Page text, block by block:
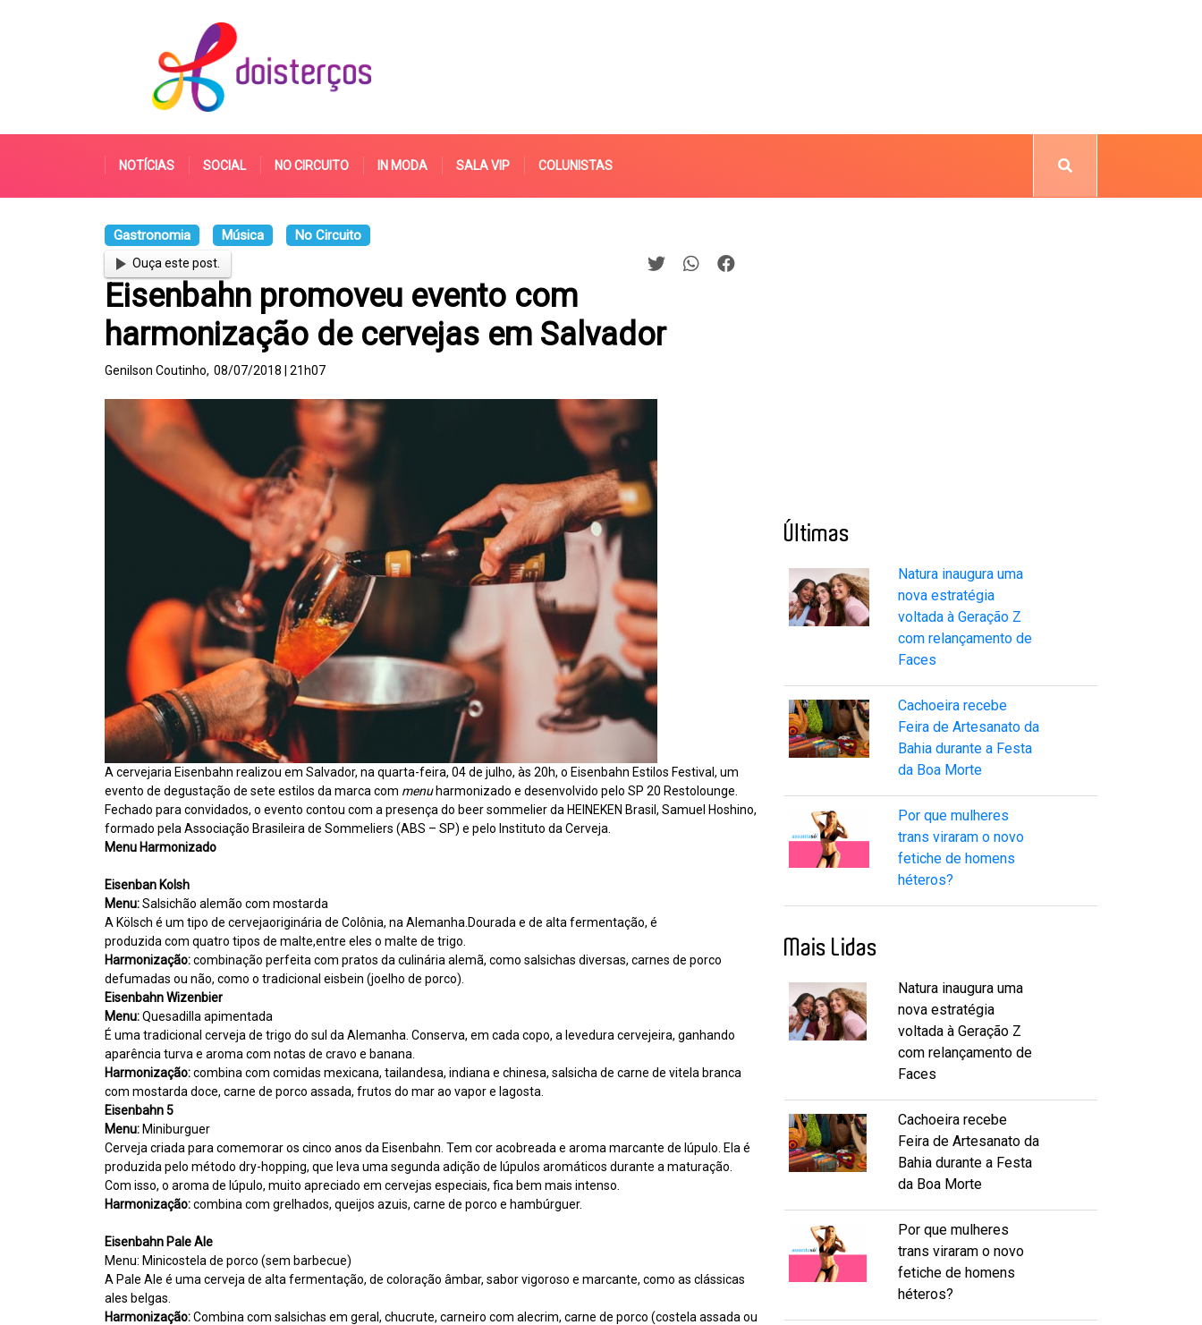
NOTÍCIAS SOCIAL NO CIRCUITO IN MODA SALA VIP COLUNISTAS
Gastronomia Música No Circuito
Ouça este post.
Eisenbahn promoveu evento com
harmonização de cervejas em Salvador
Genilson Coutinho, 08/07/2018 | 21h07
A cervejaria Eisenbahn realizou em Salvador, na quarta-feira, 04 de julho, às 20h, o Eisenbahn Estilos Festival, um
evento de degustação de sete estilos da marca com menuharmonizado e desenvolvido pelo SP 20 Restolounge.
Fechado para convidados, o evento contou com a presença do beer sommelier da HEINEKEN Brasil, Samuel Hoshino,
formado pela Associação Brasileira de Sommeliers (ABS – SP) e pelo Instituto da Cerveja.
Menu Harmonizado
Eisenban Kolsh
Menu:Salsichão alemão com mostarda
A Kölsch é um tipo de cervejaoriginária de Colônia, na Alemanha.Dourada e de alta fermentação, é
produzida com quatro tipos de malte,entre eles o malte de trigo.
Harmonização:combinação perfeita com pratos da culinária alemã, como salsichas diversas, carnes de porco
defumadas ou não, como o tradicional eisbein (joelho de porco).
Eisenbahn Wizenbier
Menu:Quesadilla apimentada
É uma tradicional cerveja de trigo do sul da Alemanha. Conserva, em cada copo, a levedura cervejeira, ganhando
aparência turva e aroma com notas de cravo e banana.
Harmonização:combina com comidas mexicana, tailandesa, indiana e chinesa, salsicha de carne de vitela branca
com mostarda doce, carne de porco assada, frutos do mar ao vapor e lagosta.
Eisenbahn 5
Menu:Miniburguer
Cerveja criada para comemorar os cinco anos da Eisenbahn. Tem cor acobreada e aroma marcante de lúpulo. Ela é
produzida pelo método dry-hopping, que leva uma segunda adição de lúpulos aromáticos durante a maturação.
Com isso, o aroma de lúpulo, muito apreciado em cervejas especiais, fica bem mais intenso.
Harmonização:combina com grelhados, queijos azuis, carne de porco e hambúrguer.
Eisenbahn Pale Ale
Menu: Minicostela de porco (sem barbecue)
A Pale Ale é uma cerveja de alta fermentação, de coloração âmbar, sabor vigoroso e marcante, como as clássicas
ales belgas.
Harmonização:Combina com salsichas em geral, chucrute, carneiro com alecrim, carne de porco (costela assada ou
Últimas
Natura inaugura uma
nova estratégia
voltada à Geração Z
com relançamento de
Faces
Cachoeira recebe
Feira de Artesanato da
Bahia durante a Festa
da Boa Morte
Por que mulheres
trans viraram o novo
fetiche de homens
héteros?
Mais Lidas
Natura inaugura uma
nova estratégia
voltada à Geração Z
com relançamento de
Faces
Cachoeira recebe
Feira de Artesanato da
Bahia durante a Festa
da Boa Morte
Por que mulheres
trans viraram o novo
fetiche de homens
héteros?